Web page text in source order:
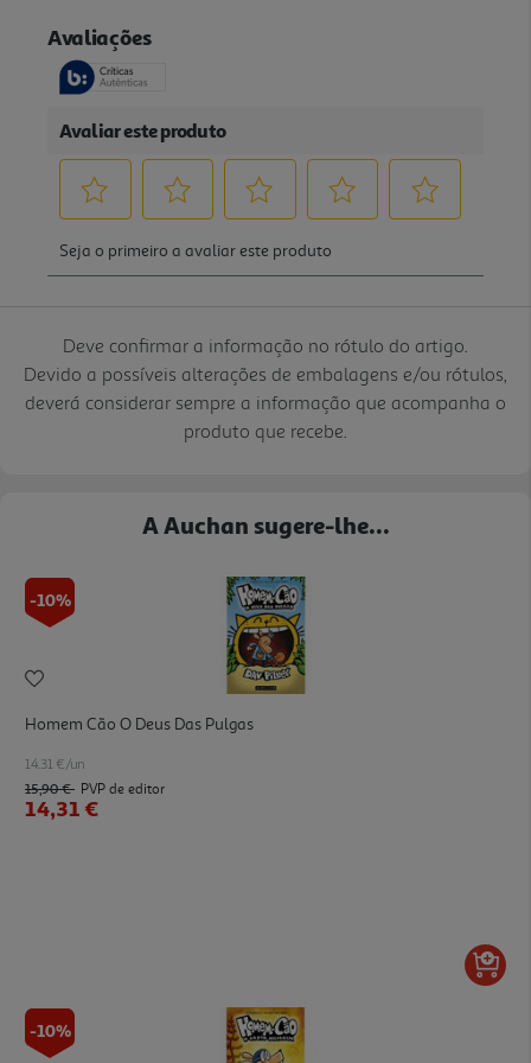
Deve confirmar a informação no rótulo do artigo.
Devido a possíveis alterações de embalagens e/ou rótulos,
deverá considerar sempre a informação que acompanha o
produto que recebe.
A Auchan sugere-lhe...
-10%
Homem Cão O Deus Das Pulgas
14.31 €/un
15,90 € PVP de editor
14,31 €
-10%